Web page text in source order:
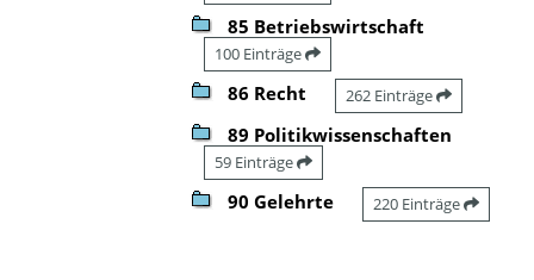
85 Betriebswirtschaft
100 Einträge
86 Recht 262 Einträge
89 Politikwissenschaften
59 Einträge
90 Gelehrte 220 Einträge